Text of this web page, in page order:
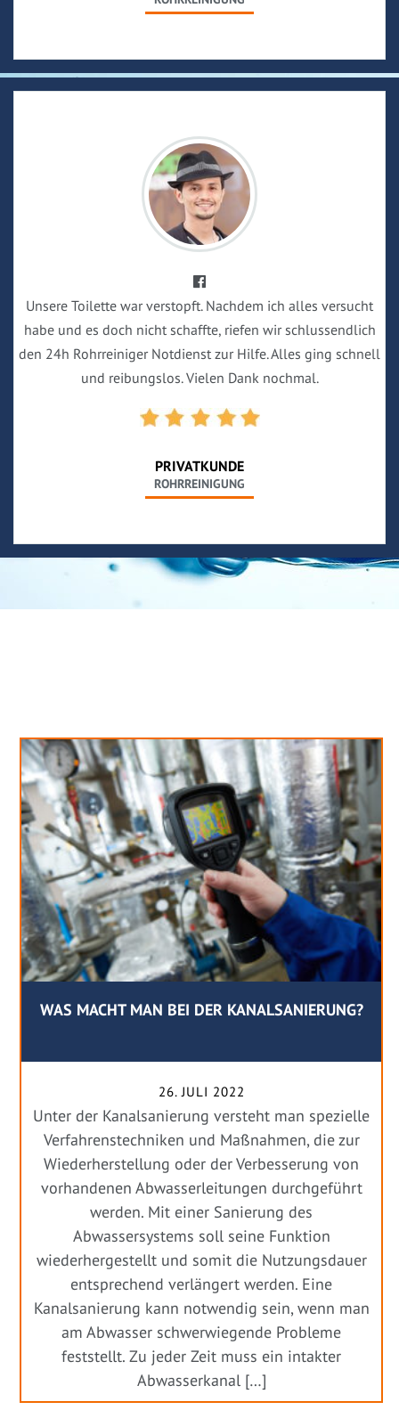
Unsere Toilette war verstopft. Nachdem ich alles versucht
habe und es doch nicht schaffte, riefen wir schlussendlich
den 24h Rohrreiniger Notdienst zur Hilfe. Alles ging schnell
und reibungslos. Vielen Dank nochmal.
PRIVATKUNDE
ROHRREINIGUNG
WAS MACHT MAN BEI DER KANALSANIERUNG?
26. JULI 2022
Unter der Kanalsanierung versteht man spezielle
Verfahrenstechniken und Maßnahmen, die zur
Wiederherstellung oder der Verbesserung von
vorhandenen Abwasserleitungen durchgeführt
werden. Mit einer Sanierung des
Abwassersystems soll seine Funktion
wiederhergestellt und somit die Nutzungsdauer
entsprechend verlängert werden. Eine
Kanalsanierung kann notwendig sein, wenn man
am Abwasser schwerwiegende Probleme
feststellt. Zu jeder Zeit muss ein intakter
Abwasserkanal […]